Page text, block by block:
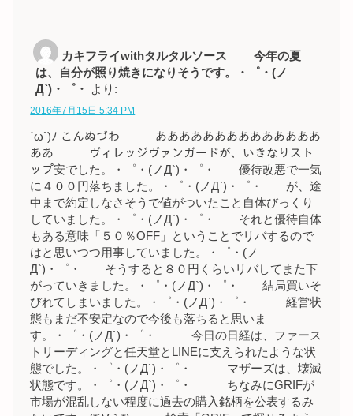
カキフライwithタルタルソース 今年の夏
は、自分が照り焼きになりそうです。・゜・(ノ
Д`)・゜・
より:
2016年7月15日 5:34 PM
´ω`)ﾉ こんぬづわ ああああああああああああああ
ああ ヴィレッジヴァンガードが、いきなりスト
ップ安でした。・゜・(ノД`)・゜・ 優待改悪で一気
に４００円落ちました。・゜・(ノД`)・゜・ が、途
中まで約定しなさそうで値がついたこと自体びっくり
していました。・゜・(ノД`)・゜・ それと優待自体
もある意味「５０％OFF」ということでリバするので
はと思いつつ用事していました。・゜・(ノ
Д`)・゜・ そうすると８０円くらいリバしてまた下
がっていきました。・゜・(ノД`)・゜・ 結局買いそ
びれてしまいました。・゜・(ノД`)・゜・ 経営状
態もまだ不安定なので今後も落ちると思いま
す。・゜・(ノД`)・゜・ 今日の日経は、ファース
トリーディングと任天堂とLINEに支えられたような状
態でした。・゜・(ノД`)・゜・ マザーズは、壊滅
状態です。・゜・(ノД`)・゜・ ちなみにGRIFが
市場が混乱しない程度に過去の購入銘柄を公表するみ